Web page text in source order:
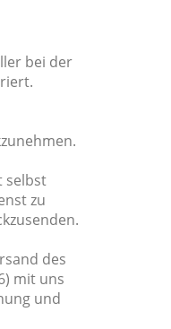
bei der
selbst
zu
des
mit uns
und